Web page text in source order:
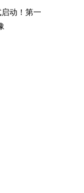
动！第一